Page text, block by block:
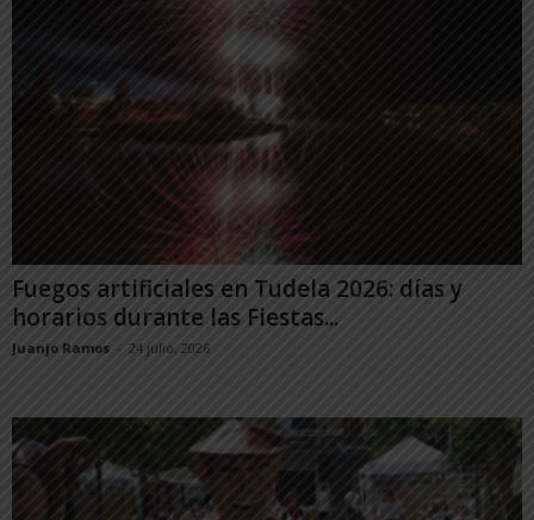
Fuegos artificiales en Tudela 2026: días y
horarios durante las Fiestas...
Juanjo Ramos - 24 julio, 2026